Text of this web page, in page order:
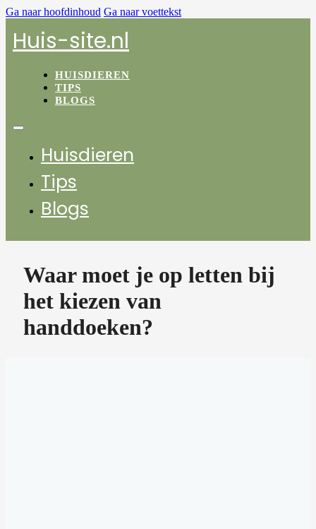
Ga naar hoofdinhoud Ga naar voettekst
Huis-site.nl
HUISDIEREN
TIPS
BLOGS
Huisdieren
Tips
Blogs
Waar moet je op letten bij
het kiezen van
handdoeken?